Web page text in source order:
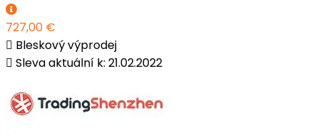
727,00 €
Bleskový výprodej
Sleva aktuální k: 21.02.2022